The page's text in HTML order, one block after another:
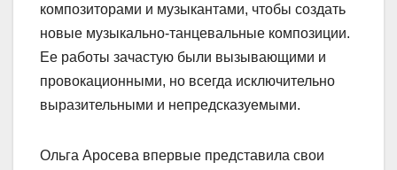
композиторами и музыкантами, чтобы создать
новые музыкально-танцевальные композиции.
Ее работы зачастую были вызывающими и
провокационными, но всегда исключительно
выразительными и непредсказуемыми.
Ольга Аросева впервые представила свои